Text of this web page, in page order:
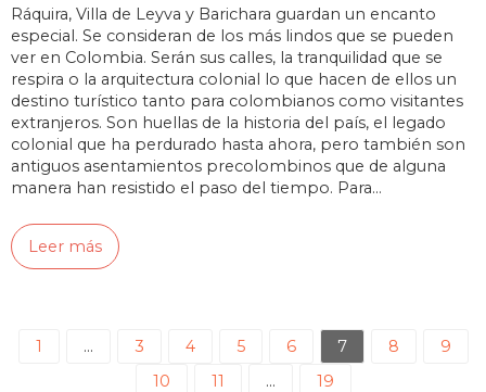
Ráquira, Villa de Leyva y Barichara guardan un encanto
especial. Se consideran de los más lindos que se pueden
ver en Colombia. Serán sus calles, la tranquilidad que se
respira o la arquitectura colonial lo que hacen de ellos un
destino turístico tanto para colombianos como visitantes
extranjeros. Son huellas de la historia del país, el legado
colonial que ha perdurado hasta ahora, pero también son
antiguos asentamientos precolombinos que de alguna
manera han resistido el paso del tiempo. Para…
Leer más
1 … 3 4 5 6 7 8
9
10
11 … 19